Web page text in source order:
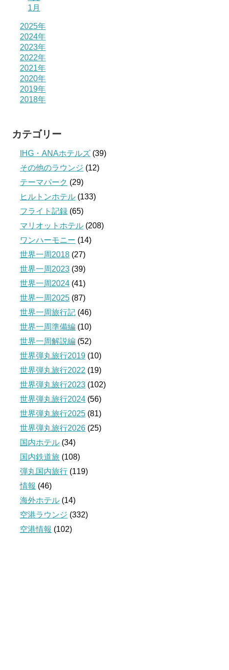
1月
2025年
2024年
2023年
2022年
2021年
2020年
2019年
2018年
カテゴリー
IHG・ANAホテルズ (39)
その他のラウンジ (12)
テーマパーク (29)
ヒルトンホテル (133)
フライト記録 (65)
マリオットホテル (208)
ワンハーモニー (14)
世界一周2018 (27)
世界一周2023 (39)
世界一周2024 (41)
世界一周2025 (87)
世界一周旅行記 (46)
世界一周準備編 (10)
世界一周解説編 (52)
世界弾丸旅行2019 (10)
世界弾丸旅行2022 (19)
世界弾丸旅行2023 (102)
世界弾丸旅行2024 (56)
世界弾丸旅行2025 (81)
世界弾丸旅行2026 (25)
国内ホテル (34)
国内鉄道旅 (108)
弾丸国内旅行 (119)
情報 (46)
海外ホテル (14)
空港ラウンジ (332)
空港情報 (102)